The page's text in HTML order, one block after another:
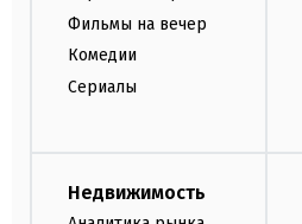
Фильмы на вечер
Комедии
Сериалы
Недвижимость